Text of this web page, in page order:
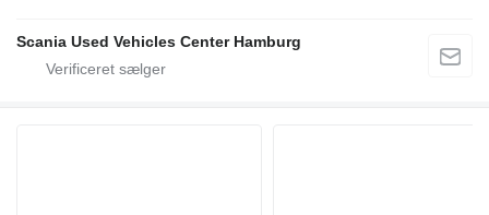
Scania Used Vehicles Center Hamburg